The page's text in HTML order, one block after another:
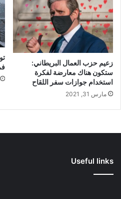
زعيم حزب العمال البريطاني:
ستكون هناك معارضة لفكرة
استخدام جوازات سفر اللقاح
مارس 31, 2021
Useful links